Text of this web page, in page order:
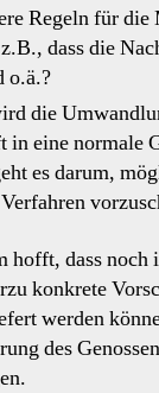
Regeln für
dass die
o.ä.?
die
in eine normale
es darum,
hofft, dass noch
konkrete
werden
des